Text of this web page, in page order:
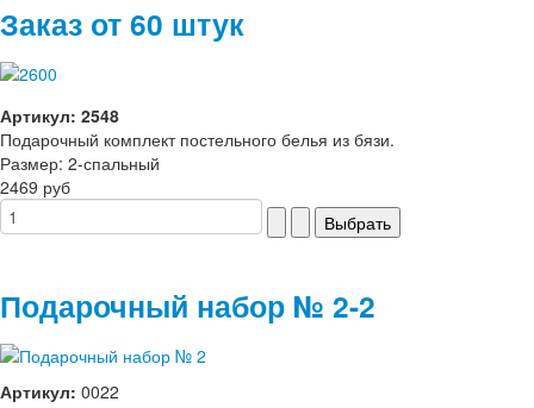
Заказ от 60 штук
Артикул: 2548
Подарочный комплект постельного белья из бязи.
Размер: 2-спальный
2469 руб
Подарочный набор № 2-2
Артикул: 0022